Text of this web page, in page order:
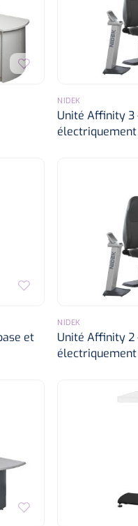
NIDEK
Unité Affinity 3
électriquement
et
NIDEK
Unité Affinity 2
électriquement